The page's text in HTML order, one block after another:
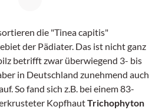
die "Tinea capitis"
der Pädiater. Das ist nicht ganz
betrifft zwar überwiegend 3- bis
in Deutschland zunehmend auch
So fand sich z.B. bei einem 83-
KopfhautTrichophyton